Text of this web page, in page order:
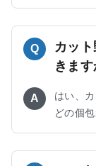
Q
カッ
きます
A
はい、
どの個